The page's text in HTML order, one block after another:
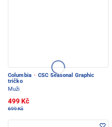
Columbia · CSC Seasonal Graphic
tričko
Muži
499 Kč
699 Kč